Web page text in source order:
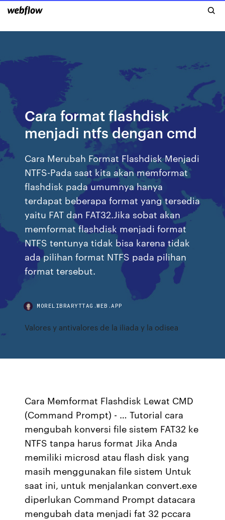
Cara format flashdisk
menjadi ntfs dengan cmd
Cara Merubah Format Flashdisk Menjadi
NTFS-Pada saat kita akan memformat
flashdisk pada umumnya hanya
terdapat beberapa format yang tersedia
yaitu FAT dan FAT32.Jika sobat akan
memformat flashdisk menjadi format
NTFS tentunya tidak bisa karena tidak
ada pilihan format NTFS pada pilihan
format tersebut.
MORELIBRARYTTAG.WEB.APP
Valores y antivalores de la iliada y la odisea
Cara Memformat Flashdisk Lewat CMD
(Command Prompt) - … Tutorial cara
mengubah konversi file sistem FAT32 ke
NTFS tanpa harus format Jika Anda
memiliki microsd atau flash disk yang
masih menggunakan file sistem Untuk
saat ini, untuk menjalankan convert.exe
diperlukan Command Prompt datacara
mengubah data menjadi fat 32 pccara